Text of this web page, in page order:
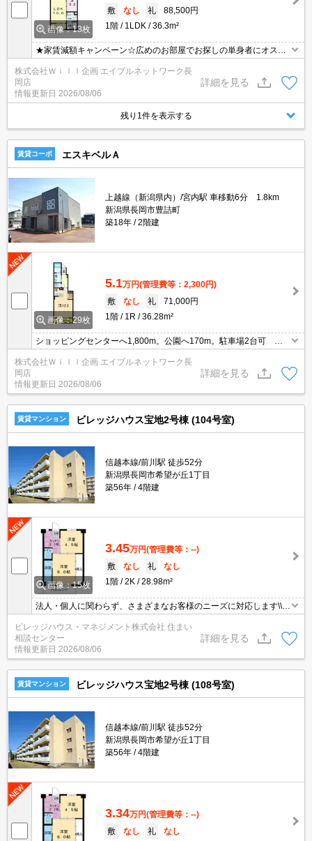
画像：13枚
敷
なし 礼
88,500円
1階
1LDK 36.3m²
★家賃減額キャンペーン☆広めのお部屋でお探しの単身者にオスス
メ☆都市ガス★宅配ボックス★インターネット無料☆2口IHシステ
ムキッチン★追い焚きオートバス☆温水洗浄便座。エアコン。クロ
ーゼット。浴室乾燥機。TVインターホン。物置。悪天候の際も洗濯
物が干せるサンルーム仕様です♪
株式会社Ｗｉｌｌ企画 エイブルネットワーク長
岡店
情報更新日 2026/08/06
詳細を見る
残り1件を表示する
賃貸コーポ エスキベルＡ
上越線（新潟県内）/宮内駅 車移動6分 1.8km
新潟県長岡市豊詰町
築18年
2階建
画像：29枚
5.1万円(管理費等：2,300円)
敷
なし 礼
71,000円
1階
1R 36.28m²
ショッピングセンターへ1,800m。公園へ170m。駐車場2台可 イ
ンターネット無料 追い焚き機能付き浴室、ＴＶインターホン、バ
ストイレ別、エアコン、温水洗浄便座、駐輪場有り、悪天候の際も
株式会社Ｗｉｌｌ企画 エイブルネットワーク長
岡店
情報更新日 2026/08/06
詳細を見る
賃貸マンション ビレッジハウス宝地2号棟 (104号室)
信越本線/前川駅 徒歩52分
新潟県長岡市希望が丘1丁目
築56年
4階建
画像：15枚
3.45万円(管理費等：--)
敷
なし 礼
なし
1階
2K 28.98m²
法人・個人に関わらず、さまざまなお客様のニーズに対応します\\n
敷金・礼金・更新料・鍵交換手数料0円！※契約内容や審査の結
果、敷金をお預かりする場合がございます。
ビレッジハウス・マネジメント株式会社 住まい
相談センター
情報更新日 2026/08/06
詳細を見る
賃貸マンション ビレッジハウス宝地2号棟 (108号室)
信越本線/前川駅 徒歩52分
新潟県長岡市希望が丘1丁目
築56年
4階建
3.34万円(管理費等：--)
敷
なし 礼
なし